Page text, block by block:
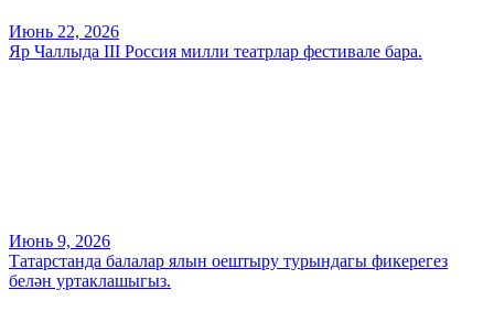
Июнь 22, 2026
Яр Чаллыда III Россия милли театрлар фестивале бара.
Июнь 9, 2026
Татарстанда балалар ялын оештыру турындагы фикерегез
белән уртаклашыгыз.